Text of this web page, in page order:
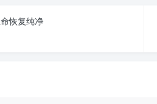
恢复纯净